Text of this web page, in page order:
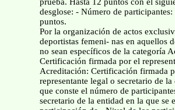
prueba. Hasta 12 puntos con el
desglose: - Número de participantes:
puntos.
Por la organización de actos
deportistas femeni- nas en aquellos
no sean específicos de la categoría
Certificación firmada por el
Acreditación: Certificación firmada
representante legal o secretario de la
que conste el número de
secretario de la entidad en la que se